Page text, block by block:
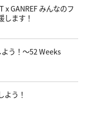
x GANREF みんなのフ
します！
う！～52 Weeks
よう！